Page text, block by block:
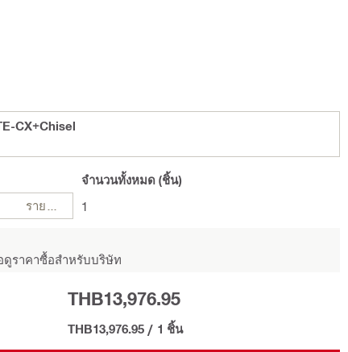
CX+Chisel
จำนวนทั้งหมด (ชิ้น)
1
ดูราคาซื้อสำหรับบริษัท
THB13,976.95
THB13,976.95 / 1 ชิ้น